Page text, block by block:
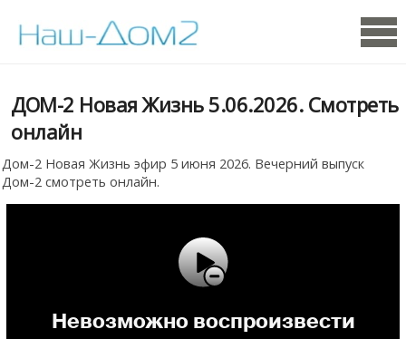
ДОМ-2 Новая Жизнь 5.06.2026. Смотреть
онлайн
Дом-2 Новая Жизнь эфир 5 июня 2026. Вечерний выпуск
Дом-2 смотреть онлайн.